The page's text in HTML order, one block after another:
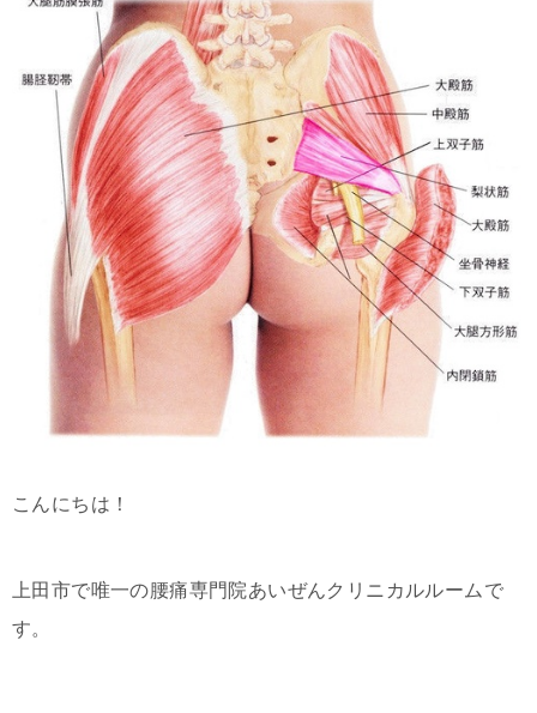
こんにちは！
上田市で唯一の腰痛専門院あいぜんクリニカルルームで
す。